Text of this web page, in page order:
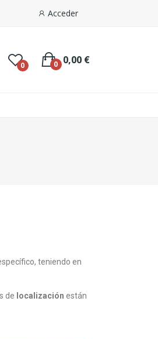
Acceder
0 0,00 €
0
teniendo en
de localización están